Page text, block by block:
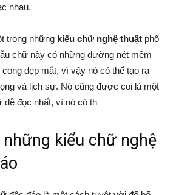
nhau.
trong những kiểu chữ nghệ thuật phổ
chữ này có những đường nét mềm
đẹp mắt, vì vậy nó có thể tạo ra
và lịch sự. Nó cũng được coi là một
dễ đọc nhất, vì nó có th
những kiểu chữ nghệ